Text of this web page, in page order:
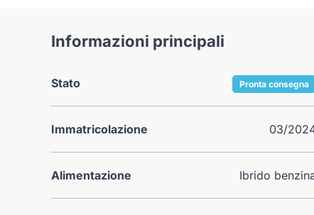
Informazioni principali
Stato Pronta consegna
Immatricolazione 03/
Alimentazione Ibrido